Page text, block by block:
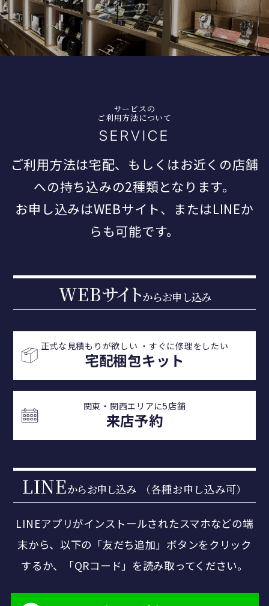
サービスの
ご利用方法について
SERVICE
ご利用方法は宅配、もしくはお近くの店舗
への持ち込みの2種類となります。
お申し込みはWEBサイト、またはLINEか
らも可能です。
WEBサイトからお申し込み
正式な見積もりが欲しい ・ すぐに修理をしたい
宅配梱包キット
関東・関西エリアに5店舗
来店予約
LINEからお申し込み （各種お申し込み可）
LINEアプリがインストールされたスマホなどの端
末から、 以下の「友だち追加」ボタンをクリック
するか、「QRコード」を読み取ってください。